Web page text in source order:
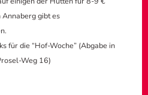
gibt es
für die “Hof-Woche” (Abgabe in
Weg 16)